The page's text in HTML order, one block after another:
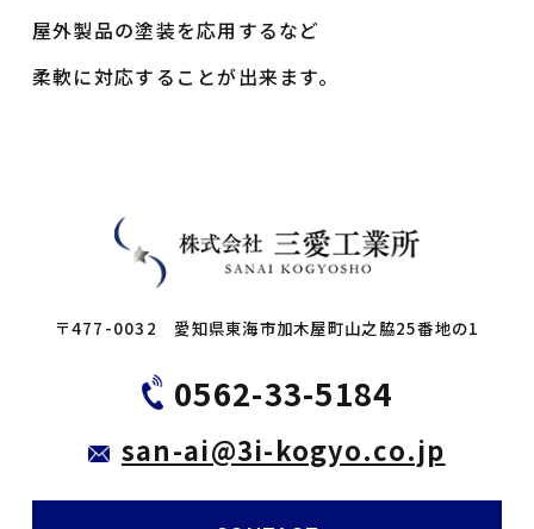
屋外製品の塗装を応用するなど
柔軟に対応することが出来ます。
〒477-0032 愛知県東海市加木屋町山之脇25番地の1
0562-33-5184
san-ai@3i-kogyo.co.jp